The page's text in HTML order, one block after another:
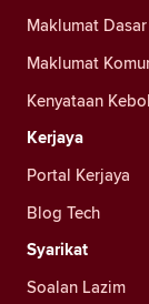
Maklumat
Maklumat
Kenyataan
Kerjaya
Portal Kerjaya
Blog Tech
Syarikat
Soalan Lazim